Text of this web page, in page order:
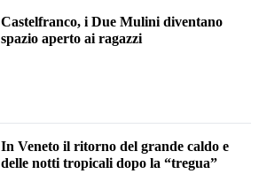
Castelfranco, i Due Mulini diventano
spazio aperto ai ragazzi
In Veneto il ritorno del grande caldo e
delle notti tropicali dopo la “tregua”